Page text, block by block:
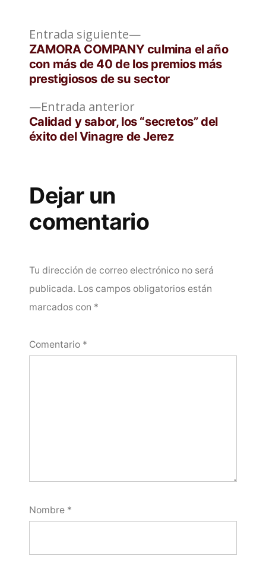
Navegación
de
entradas
Entrada anteriorEntrada
anterior:
Calidad y sabor, los “secretos” del
éxito del Vinagre de Jerez
Entrada siguiente
Entrada
siguiente:
ZAMORA COMPANY culmina el año
con más de 40 de los premios más
prestigiosos de su sector
Dejar un
comentario
Tu dirección de correo electrónico no será
publicada. Los campos obligatorios están
marcados con *
Comentario *
Nombre *